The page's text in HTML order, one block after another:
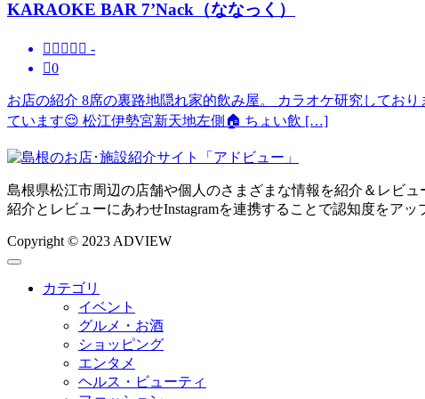
KARAOKE BAR 7’Nack（ななっく）
     -
0
お店の紹介 8席の裏路地隠れ家的飲み屋。 カラオケ研究してお
ています😌 松江伊勢宮新天地左側🏠️ ちょい飲 […]
島根県松江市周辺の店舗や個人のさまざまな情報を紹介＆レビュ
紹介とレビューにあわせInstagramを連携することで認知度をアッ
Copyright © 2023 ADVIEW
カテゴリ
イベント
グルメ・お酒
ショッピング
エンタメ
ヘルス・ビューティ